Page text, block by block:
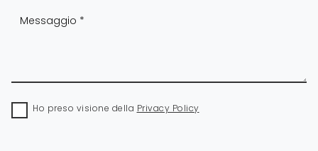
Ho preso visione della Privacy Policy